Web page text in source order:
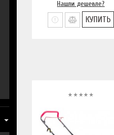
Нашли дешевле?
КУПИТЬ